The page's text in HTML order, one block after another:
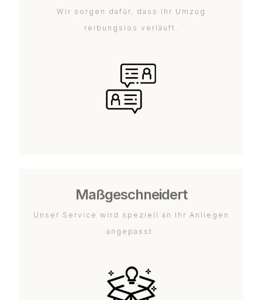
Wir sorgen dafür, dass Ihr Umzug
reibungslos verläuft.
Maßgeschneidert
Unser Service wird speziell an Ihr Anliegen
angepasst.